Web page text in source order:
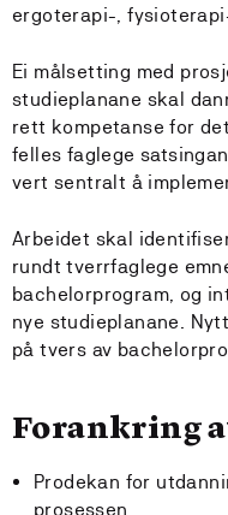
ergoterapi-,
Ei målsetting med
studieplanane skal
rett kompetanse for
felles faglege
vert sentralt å
Arbeidet skal
rundt tverrfaglege
bachelorprogram, og
nye studieplanane.
på tvers av
Forankring
Prodekan for
prosessen